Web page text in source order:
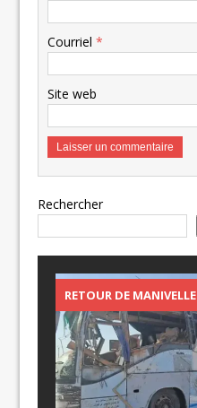
Courriel*
Site web
Rechercher
RETOUR DE MANIVELLE